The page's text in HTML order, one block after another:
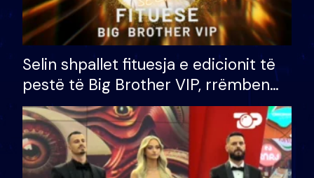
Selin shpallet fituesja e edicionit të
pestë të Big Brother VIP, rrëmben
çmimin e madh prej 100 mijë eurosh